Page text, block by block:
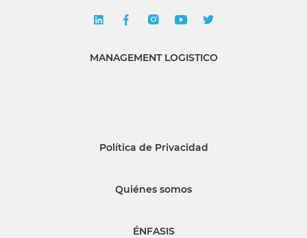
MANAGEMENT LOGISTICO
Política de Privacidad
Quiénes somos
ÉNFASIS